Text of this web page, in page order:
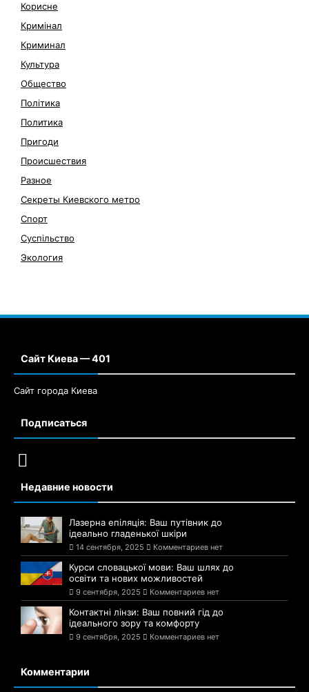
Корисне
Кримінал
Криминал
Культура
Общество
Політика
Политика
Пригоди
Происшествия
Разное
Секреты Киевского метро
Спорт
Суспільство
Экология
Сайт Киева — 401
Сайт города Киева
Подписаться
Недавние новости
Лазерна епіляція: Ваш путівник до
ідеально гладенької шкіри
14 сентября, 2025 Комментариев нет
Курси словацької мови: Ваш шлях до
освіти та нових можливостей
9 сентября, 2025 Комментариев нет
Контактні лінзи: Ваш повний гід до
ідеального зору та комфорту
9 сентября, 2025 Комментариев нет
Комментарии